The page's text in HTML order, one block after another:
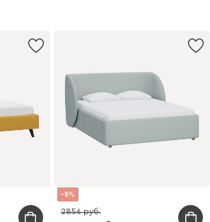
8
2856